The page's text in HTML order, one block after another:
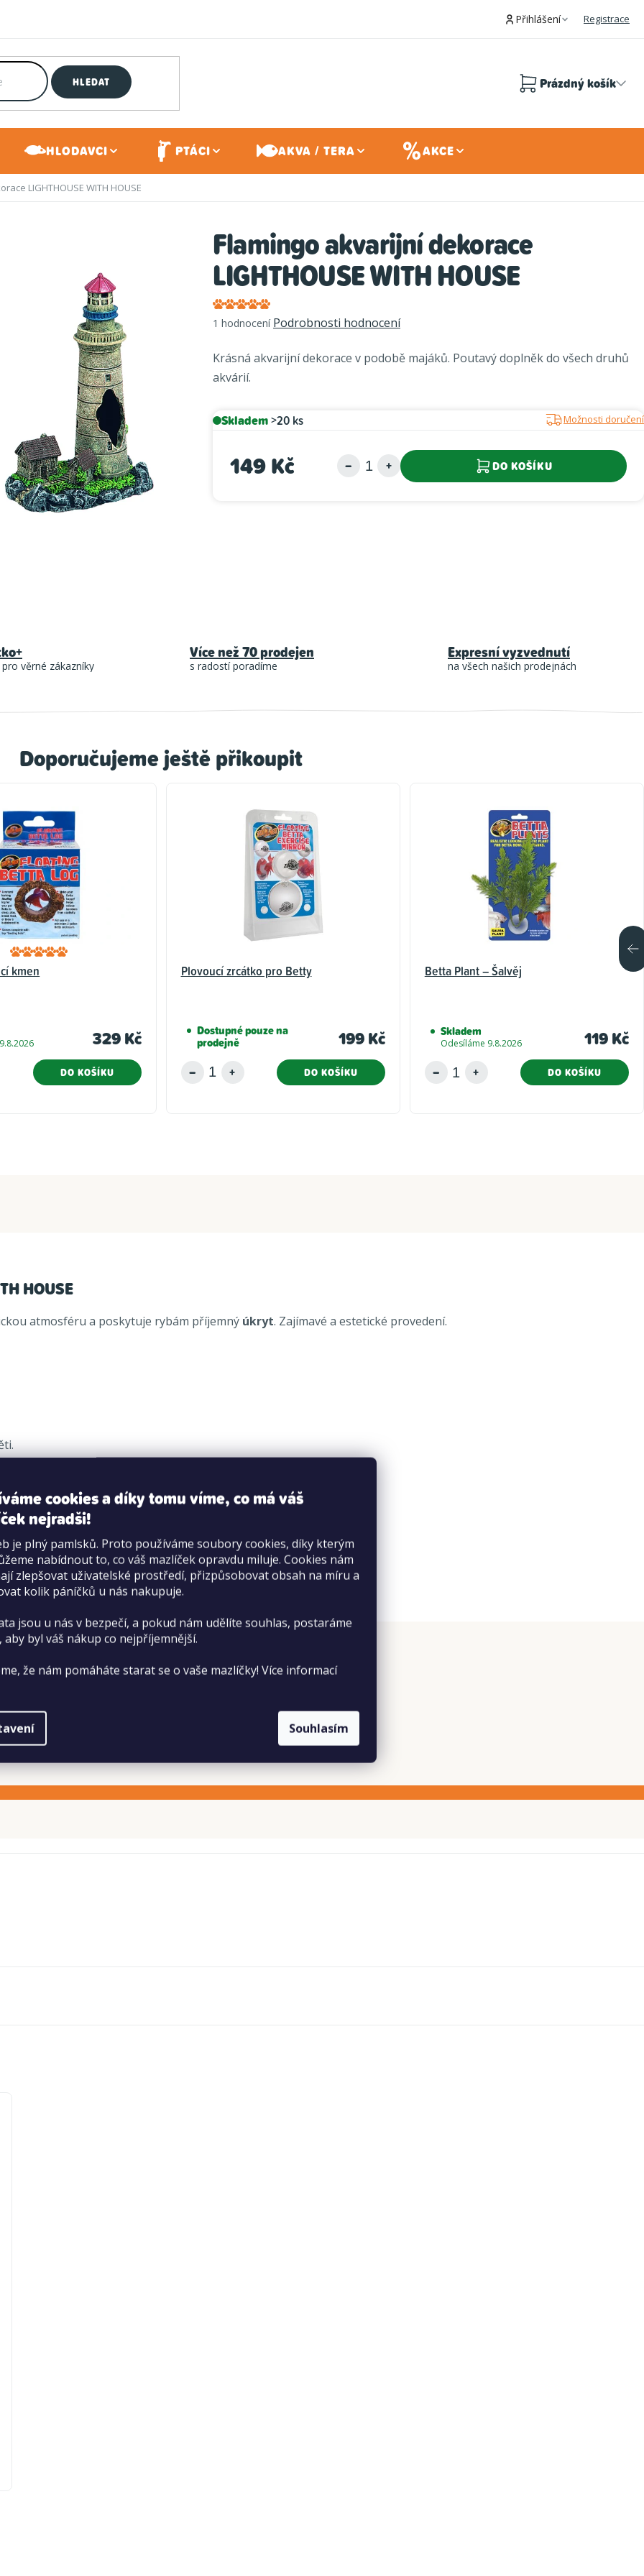
cookies a díky tomu víme, co má váš
nejradši!
je plný pamlsků. Proto používáme soubory cookies, díky kterým
nabídnout to, co váš mazlíček opravdu miluje. Cookies nám
zlepšovat uživatelské prostředí, přizpůsobovat obsah na míru a
kolik páníčků u nás nakupuje.
jsou u nás v bezpečí, a pokud nám udělíte souhlas, postaráme
aby byl váš nákup co nejpříjemnější.
že nám pomáháte starat se o vaše mazlíčky! Více informací
Souhlasím
Přihlášení Registrace
HLEDAT Prázdný košík
HLODAVCI PTÁCI AKVA / TERA AKCE
LIGHTHOUSE WITH HOUSE
Flamingo akvarijní dekorace
LIGHTHOUSE WITH HOUSE
Průměrné
hodnocení
je
5,0
5
1 hodnocení Podrobnosti hodnocení
Krásná akvarijní dekorace v podobě majáků. Poutavý doplněk do všech druhů
akvárií.
Skladem>20 ks Možnosti doručení
149 Kč DO KOŠÍKU
Doporučujeme ještě přikoupit
kmen
329 Kč
DO KOŠÍKU
Plovoucí zrcátko pro Betty
Dostupné pouze na
prodejně 199 Kč
DO KOŠÍKU
Betta Plant – Šalvěj
Skladem
Odesíláme 9.8.2026 119 Kč
DO KOŠÍKU
věrné zákazníky
Více než 70 prodejen
s radostí poradíme
Expresní vyzvednutí
na všech našich prodejnách
HOUSE
atmosféru a poskytuje rybám příjemný úkryt. Zajímavé a estetické provedení.